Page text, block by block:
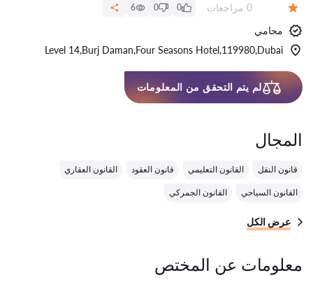
عدد المراجعات:
0 مراجعات 0
0
6
محامي
Level 14,Burj Daman,Four Seasons Hotel,119980,Dubai
لم يتم التحقق من المعلومات
المجال
قانون النقل القانون التعليمي قانون العقود القانون العقاري
القانون السياحي القانون الجمركي
عرض الكل
معلومات عن المختص